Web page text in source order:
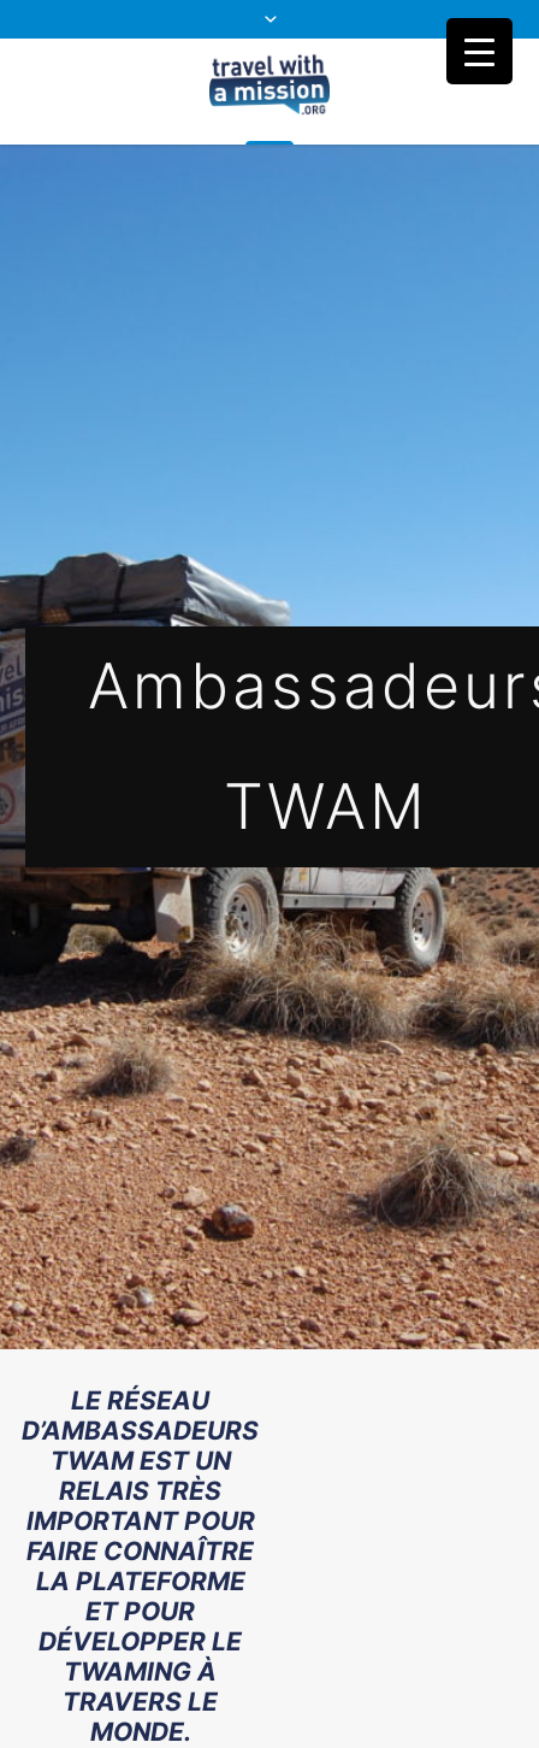
TWAM
LE RÉSEAU
D’AMBASSADEURS
TWAM EST UN
RELAIS TRÈS
IMPORTANT POUR
FAIRE CONNAÎTRE
LA PLATEFORME
ET POUR
DÉVELOPPER LE
TWAMING À
TRAVERS LE
MONDE.